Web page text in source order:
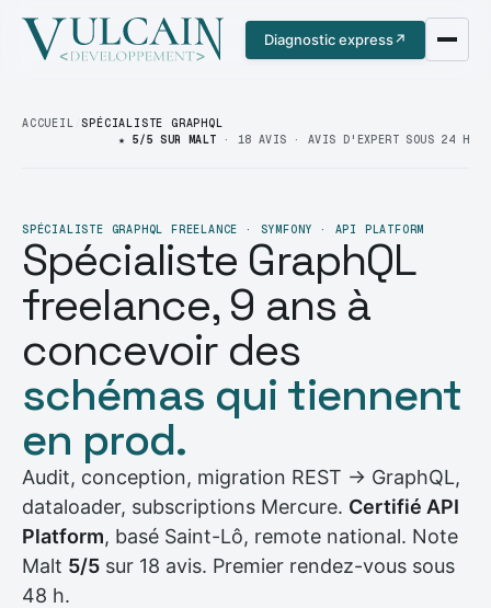
Diagnostic express↗
ACCUEIL /SPÉCIALISTE GRAPHQL
★ 5/5 SUR MALT · 18 AVIS · AVIS D'EXPERT SOUS 24 H
SPÉCIALISTE GRAPHQL FREELANCE · SYMFONY · API PLATFORM
Spécialiste GraphQL
freelance, 9 ans à
concevoir des
schémas qui tiennent
en prod.
Audit, conception, migration REST → GraphQL,
dataloader, subscriptions Mercure. Certifié API
Platform, basé Saint-Lô, remote national. Note
Malt 5/5 sur 18 avis. Premier rendez-vous sous
48 h.